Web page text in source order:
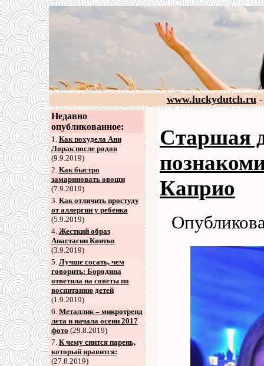
www.luckydutch.ru-
Недавно
опубликованное:
1. Как похудела Ани
Лорак после родов
(9.9.2019)
2. Как быстро
замариновать овощи
(7.9.2019)
3. Как отличить простуду
от аллергии у ребенка
(5.9.2019)
4. Жесткий образ
Анастасии Квитко
(3.9.2019)
5. Лучше сосать, чем
говорить: Бородина
ответила на советы по
воспитанию детей
(1.9.2019)
6. Металлик – микротренд
лета и начала осени 2017
фото (29.8.2019)
7. К чему снится парень,
который нравится:
(27.8.2019)
Старшая
Каприо